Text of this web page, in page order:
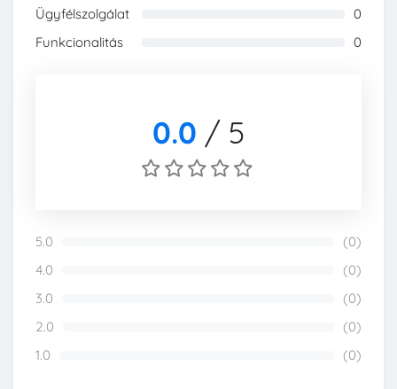
Ügyfélszolgálat
0
Funkcionalitás
0
0.0 / 5
5.0
(0)
4.0
(0)
3.0
(0)
2.0
(0)
1.0
(0)